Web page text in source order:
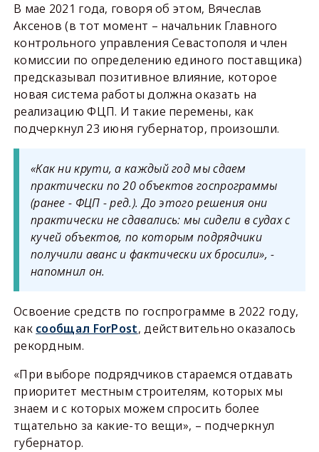
В мае 2021 года, говоря об этом, Вячеслав
Аксенов (в тот момент – начальник Главного
контрольного управления Севастополя и член
комиссии по определению единого поставщика)
предсказывал позитивное влияние, которое
новая система работы должна оказать на
реализацию ФЦП. И такие перемены, как
подчеркнул 23 июня губернатор, произошли.
«Как ни крути, а каждый год мы сдаем
практически по 20 объектов госпрограммы
(ранее - ФЦП - ред.). До этого решения они
практически не сдавались: мы сидели в судах с
кучей объектов, по которым подрядчики
получили аванс и фактически их бросили», -
напомнил он.
Освоение средств по госпрограмме в 2022 году,
как сообщал ForPost, действительно оказалось
рекордным.
«При выборе подрядчиков стараемся отдавать
приоритет местным строителям, которых мы
знаем и с которых можем спросить более
тщательно за какие-то вещи», – подчеркнул
губернатор.